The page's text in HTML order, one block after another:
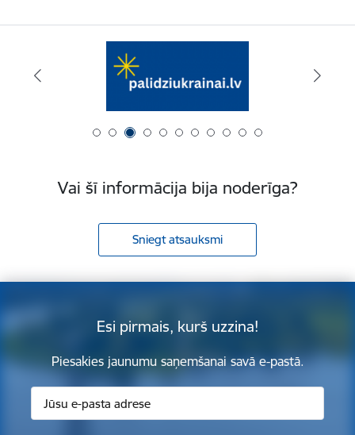
Vai šī informācija bija noderīga?
Sniegt atsauksmi
Esi pirmais, kurš uzzina!
Piesakies jaunumu saņemšanai savā e-pastā.